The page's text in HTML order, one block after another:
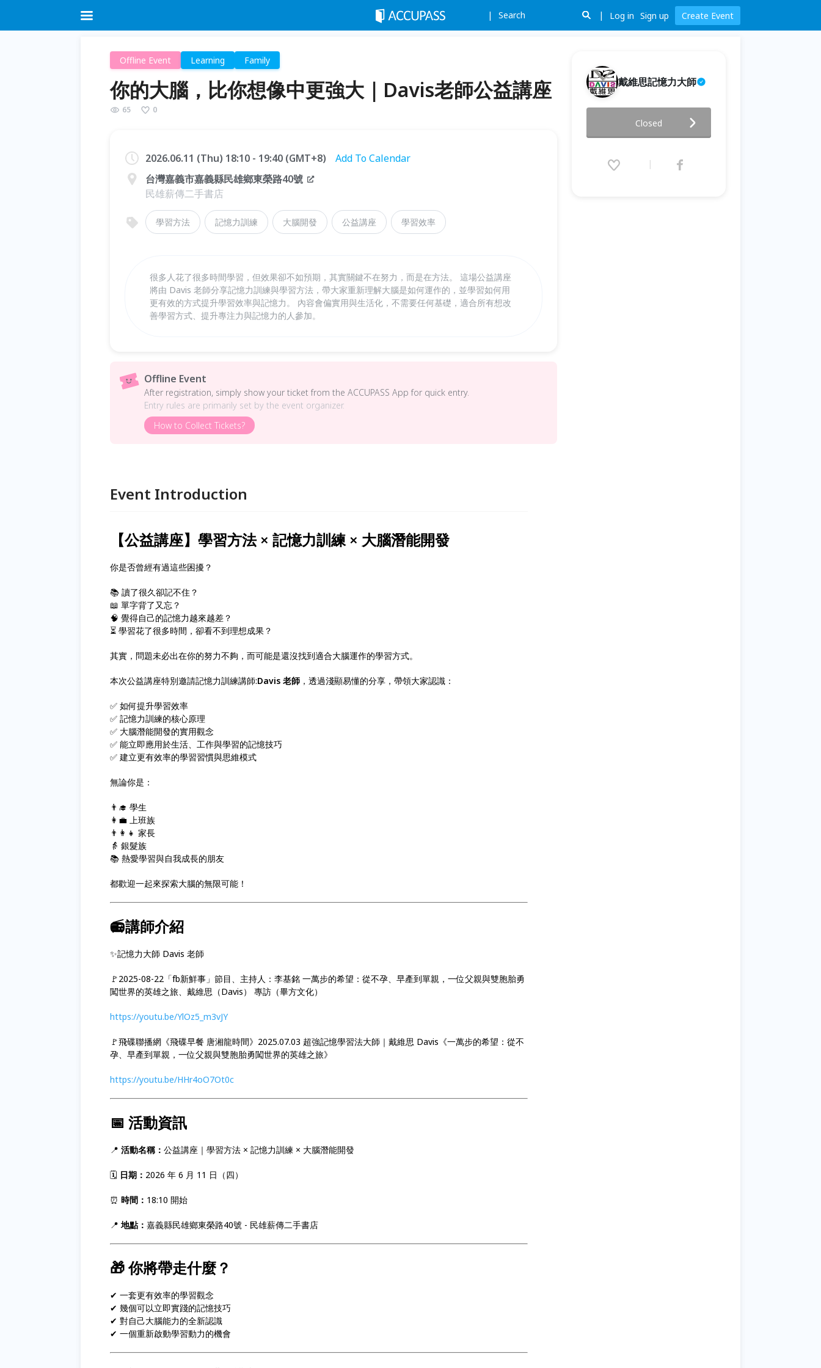
Search Log in Sign up Create Event
Offline Event Learning Family
你的大腦，比你想像中更強大｜Davis老師公益講座
65 0
2026.06.11 (Thu) 18:10 - 19:40 (GMT+8)
Add To Calendar
台灣嘉義市嘉義縣民雄鄉東榮路40號
民雄薪傳二手書店
學習方法 記憶力訓練 大腦開發 公益講座 學習效率
很多人花了很多時間學習，但效果卻不如預期，其實關鍵不在努力，而是在方法。 這場公益講座
將由 Davis 老師分享記憶力訓練與學習方法，帶大家重新理解大腦是如何運作的，並學習如何用
更有效的方式提升學習效率與記憶力。 內容會偏實用與生活化，不需要任何基礎，適合所有想改
善學習方式、提升專注力與記憶力的人參加。
Offline Event
After registration, simply show your ticket from the ACCUPASS App for quick entry.
Entry rules are primarily set by the event organizer.
How to Collect Tickets?
Event Introduction
【公益講座】學習方法 × 記憶力訓練 × 大腦潛能開發
你是否曾經有過這些困擾？
📚 讀了很久卻記不住？
📖 單字背了又忘？
🧠 覺得自己的記憶力越來越差？
⏳ 學習花了很多時間，卻看不到理想成果？
其實，問題未必出在你的努力不夠，而可能是還沒找到適合大腦運作的學習方式。
本次公益講座特別邀請記憶力訓練講師:Davis 老師 ，透過淺顯易懂的分享，帶領大家認識：
✅ 如何提升學習效率
✅ 記憶力訓練的核心原理
✅ 大腦潛能開發的實用觀念
✅ 能立即應用於生活、工作與學習的記憶技巧
✅ 建立更有效率的學習習慣與思維模式
無論你是：
👨‍🎓 學生
👩‍💼 上班族
👨‍👩‍👧 家長
👵 銀髮族
📚 熱愛學習與自我成長的朋友
都歡迎一起來探索大腦的無限可能！
📻講師介紹
✨記憶力大師 Davis 老師
🚩2025-08-22「fb新鮮事」節目、主持人：李基銘 一萬步的希望：從不孕、早產到單親，一位父親與雙胞胎勇
闖世界的英雄之旅、戴維思（Davis） 專訪（畢方文化）
https://youtu.be/YlOz5_m3vJY
🚩飛碟聯播網《飛碟早餐 唐湘龍時間》2025.07.03 超強記憶學習法大師｜戴維思 Davis《一萬步的希望：從不
孕、早產到單親，一位父親與雙胞胎勇闖世界的英雄之旅》
https://youtu.be/HHr4oO7Ot0c
📅 活動資訊
📍 活動名稱： 公益講座｜學習方法 × 記憶力訓練 × 大腦潛能開發
🗓 日期： 2026 年 6 月 11 日（四）
⏰ 時間： 18:10 開始
📍 地點： 嘉義縣民雄鄉東榮路40號 - 民雄薪傳二手書店
🎁 你將帶走什麼？
✔ 一套更有效率的學習觀念
✔ 幾個可以立即實踐的記憶技巧
✔ 對自己大腦能力的全新認識
✔ 一個重新啟動學習動力的機會
戴維思記憶力大師
Davis老師公益講座
2026.06.11 (Thu) 18:10 - 19:40
Closed